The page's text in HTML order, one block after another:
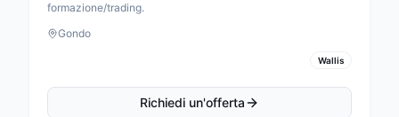
formazione/trading.
Gondo
Wallis
Richiedi un'offerta